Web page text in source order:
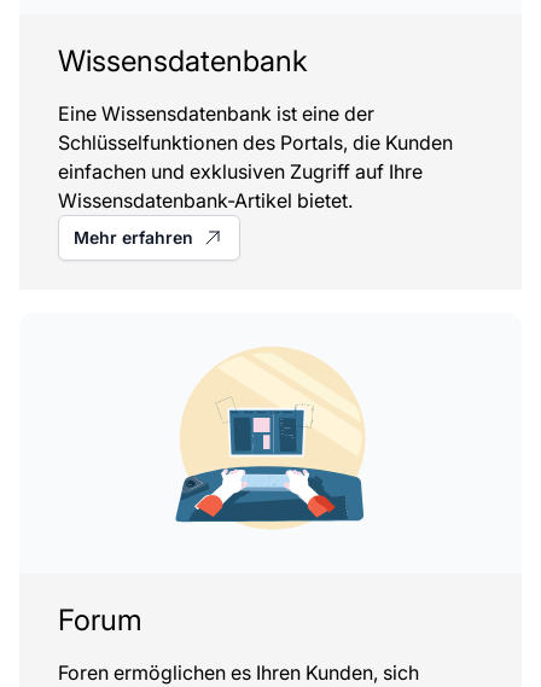
Wissensdatenbank
Eine Wissensdatenbank ist eine der
Schlüsselfunktionen des Portals, die Kunden
einfachen und exklusiven Zugriff auf Ihre
Wissensdatenbank-Artikel bietet.
Mehr erfahren
Forum
Foren ermöglichen es Ihren Kunden, sich